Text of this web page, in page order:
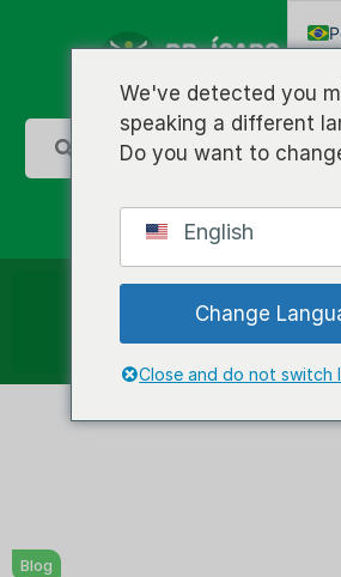
Blog
We've detected you
speaking a different
Do you want to
English
Change
Close and do not switch